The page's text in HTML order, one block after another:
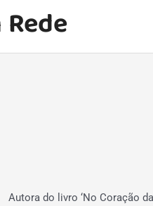
Autora do livro ‘No Coração